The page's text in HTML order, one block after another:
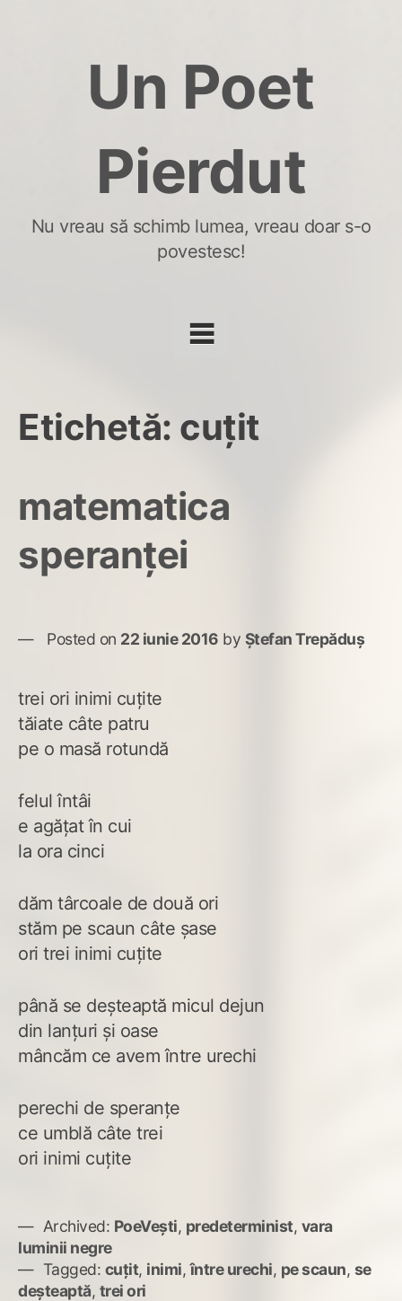
Un Poet
Pierdut
Nu vreau să schimb lumea, vreau doar s-o
povestesc!
Etichetă: cuțit
matematica
speranței
Posted on 22 iunie 2016 by Ștefan Trepăduș
trei ori inimi cuțite
tăiate câte patru
pe o masă rotundă
felul întâi
e agățat în cui
la ora cinci
dăm târcoale de două ori
stăm pe scaun câte șase
ori trei inimi cuțite
până se deșteaptă micul dejun
din lanțuri și oase
mâncăm ce avem între urechi
perechi de speranțe
ce umblă câte trei
ori inimi cuțite
Archived: PoeVești, predeterminist, vara
luminii negre
Tagged: cuțit, inimi,între urechi, pe scaun, se
deșteaptă, trei ori